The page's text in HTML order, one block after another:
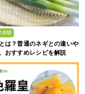
体験
は？普通のネギとの違いや
おすすめレシピを解説